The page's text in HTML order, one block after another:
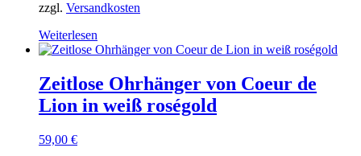
zzgl. Versandkosten
Weiterlesen
Zeitlose Ohrhänger von Coeur de
Lion in weiß roségold
59,00 €